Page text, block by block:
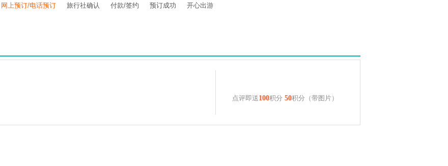
网上预订/电话预订 旅行社确认 付款/签约 预订成功 开心出游
点评即送100积分 50积分（带图片）